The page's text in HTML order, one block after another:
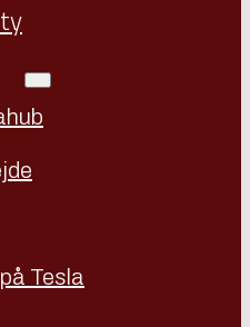
Tesla